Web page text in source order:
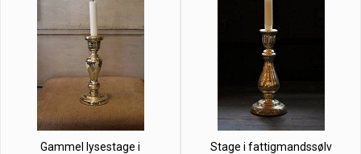
Gammel lysestage i
Stage i fattigmandssølv